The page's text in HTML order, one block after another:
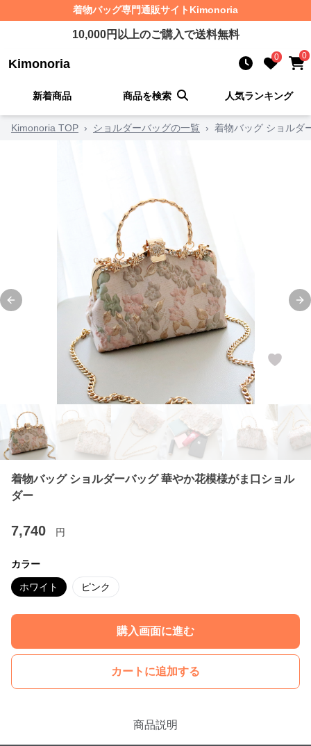
着物バッグ専門通販サイト Kimonoria
10,000円以上のご購入で送料無料
Kimonoria 0 0
新着商品 商品を検索 人気ランキング
Kimonoria TOP › ショルダーバッグの一覧 › 着物バッグ ショルダ
Previous slide
着物バッグ ショルダーバッグ 華やか花模様がま口ショル
ダー
7,740 円
カラー
ホワイト ピンク
購入画面に進む
カートに追加する
商品説明